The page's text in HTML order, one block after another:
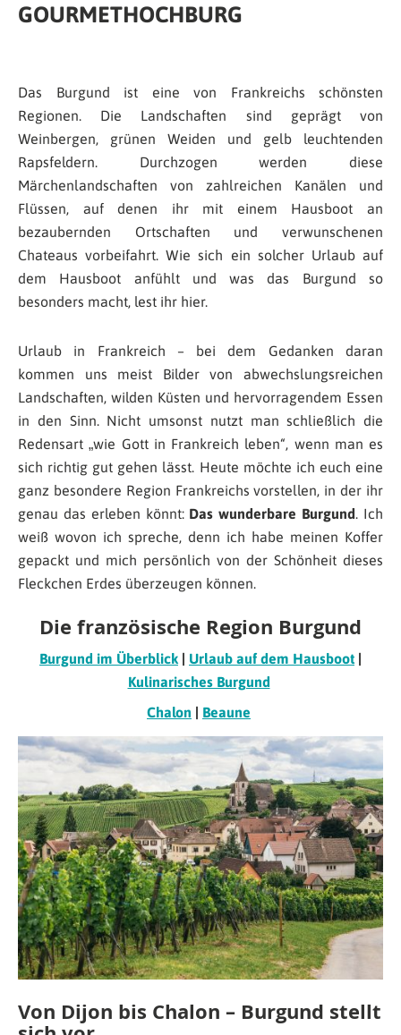
GOURMETHOCHBURG
Das Burgund ist eine von Frankreichs schönsten
Regionen. Die Landschaften sind geprägt von
Weinbergen, grünen Weiden und gelb leuchtenden
Rapsfeldern. Durchzogen werden diese
Märchenlandschaften von zahlreichen Kanälen und
Flüssen, auf denen ihr mit einem Hausboot an
bezaubernden Ortschaften und verwunschenen
Chateaus vorbeifahrt. Wie sich ein solcher Urlaub auf
dem Hausboot anfühlt und was das Burgund so
besonders macht, lest ihr hier.
Urlaub in Frankreich – bei dem Gedanken daran
kommen uns meist Bilder von abwechslungsreichen
Landschaften, wilden Küsten und hervorragendem Essen
in den Sinn. Nicht umsonst nutzt man schließlich die
Redensart „wie Gott in Frankreich leben“, wenn man es
sich richtig gut gehen lässt. Heute möchte ich euch eine
ganz besondere Region Frankreichs vorstellen, in der ihr
genau das erleben könnt: Das wunderbare Burgund. Ich
weiß wovon ich spreche, denn ich habe meinen Koffer
gepackt und mich persönlich von der Schönheit dieses
Fleckchen Erdes überzeugen können.
Die französische Region Burgund
Burgund im Überblick | Urlaub auf dem Hausboot |
Kulinarisches Burgund
Chalon | Beaune
Von Dijon bis Chalon – Burgund stellt